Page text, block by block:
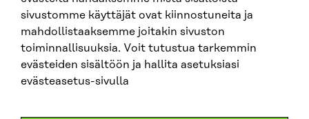
sivustomme käyttäjät ovat kiinnostuneita ja
mahdollistaaksemme joitakin sivuston
toiminnallisuuksia. Voit tutustua tarkemmin
evästeiden sisältöön ja hallita asetuksiasi
evästeasetus-sivulla
Hyvästi öljy, kaasu ja hiili
MUISTIO